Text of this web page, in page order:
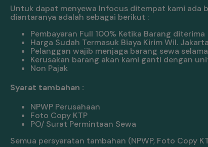
Untuk dapat menyewa Infocus ditempat kami ada
diantaranya adalah sebagai berikut :
Pembayaran Full 100% Ketika Barang diterima
Harga Sudah Termasuk Biaya Kirim Wil. Jakarta
Pelanggan wajib menjaga barang sewa
Kerusakan barang akan kami ganti dengan
Non Pajak
Syarat tambahan :
NPWP Perusahaan
Foto Copy KTP
PO/ Surat Permintaan Sewa
Semua persyaratan tambahan (NPWP, Foto Copy